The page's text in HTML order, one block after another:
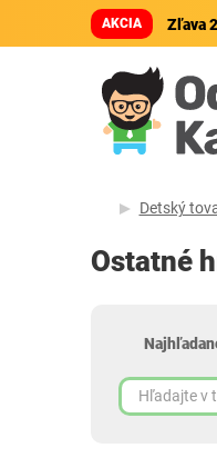
AKCIA Zľava
Detský
Ostatné